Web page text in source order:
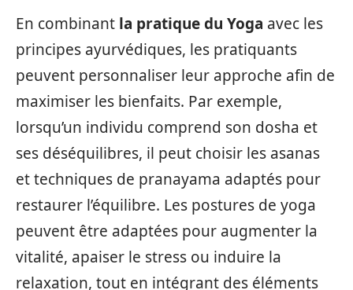
En combinant la pratique du Yoga avec les
principes ayurvédiques, les pratiquants
peuvent personnaliser leur approche afin de
maximiser les bienfaits. Par exemple,
lorsqu’un individu comprend son dosha et
ses déséquilibres, il peut choisir les asanas
et techniques de pranayama adaptés pour
restaurer l’équilibre. Les postures de yoga
peuvent être adaptées pour augmenter la
vitalité, apaiser le stress ou induire la
relaxation, tout en intégrant des éléments